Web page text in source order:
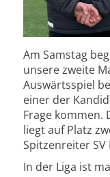
Am Samstag
unsere zweite
Auswärtsspiel
einer der
Frage kommen.
liegt auf Platz
Spitzenreiter
In der Liga ist